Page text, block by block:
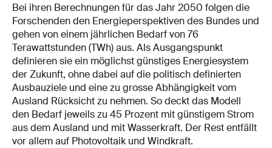
Bei ihren Berechnungen für das Jahr 2050 folgen die
Forschenden den Energieperspektiven des Bundes und
gehen von einem jährlichen Bedarf von 76
Terawattstunden (TWh) aus. Als Ausgangspunkt
definieren sie ein möglichst günstiges Energiesystem
der Zukunft, ohne dabei auf die politisch definierten
Ausbauziele und eine zu grosse Abhängigkeit vom
Ausland Rücksicht zu nehmen. So deckt das Modell
den Bedarf jeweils zu 45 Prozent mit günstigem Strom
aus dem Ausland und mit Wasserkraft. Der Rest entfällt
vor allem auf Photovoltaik und Windkraft.